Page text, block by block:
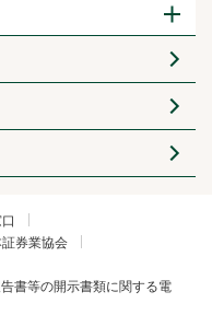
証券業協会
書等の開示書類に関する電